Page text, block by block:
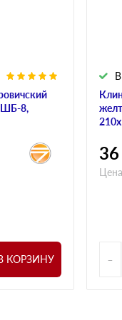
ШБ-8,
КОРЗИНУ
36
-